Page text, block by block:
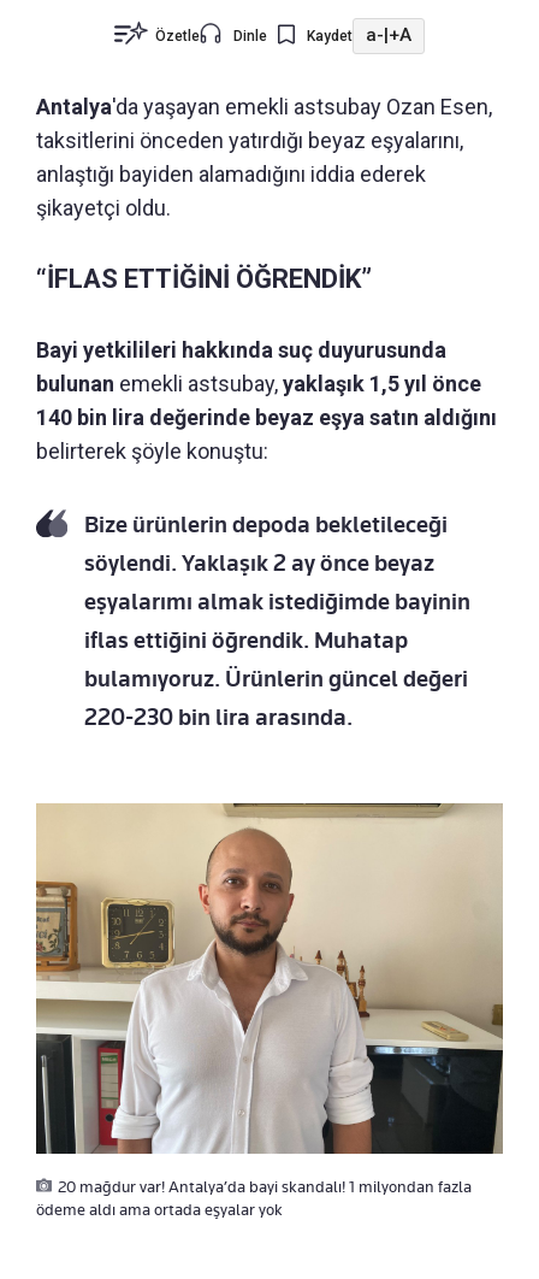
Özetle Dinle Kaydet a-|+A
Antalya'da yaşayan emekli astsubay Ozan Esen,
taksitlerini önceden yatırdığı beyaz eşyalarını,
anlaştığı bayiden alamadığını iddia ederek
şikayetçi oldu.
“İFLAS ETTİĞİNİ ÖĞRENDİK”
Bayi yetkilileri hakkında suç duyurusunda
bulunan emekli astsubay,yaklaşık 1,5 yıl önce
140 bin lira değerinde beyaz eşya satın aldığını
belirterek şöyle konuştu:
Bize ürünlerin depoda bekletileceği
söylendi. Yaklaşık 2 ay önce beyaz
eşyalarımı almak istediğimde bayinin
iflas ettiğini öğrendik. Muhatap
bulamıyoruz. Ürünlerin güncel değeri
220-230 bin lira arasında.
20 mağdur var! Antalya’da bayi skandalı! 1 milyondan fazla
ödeme aldı ama ortada eşyalar yok